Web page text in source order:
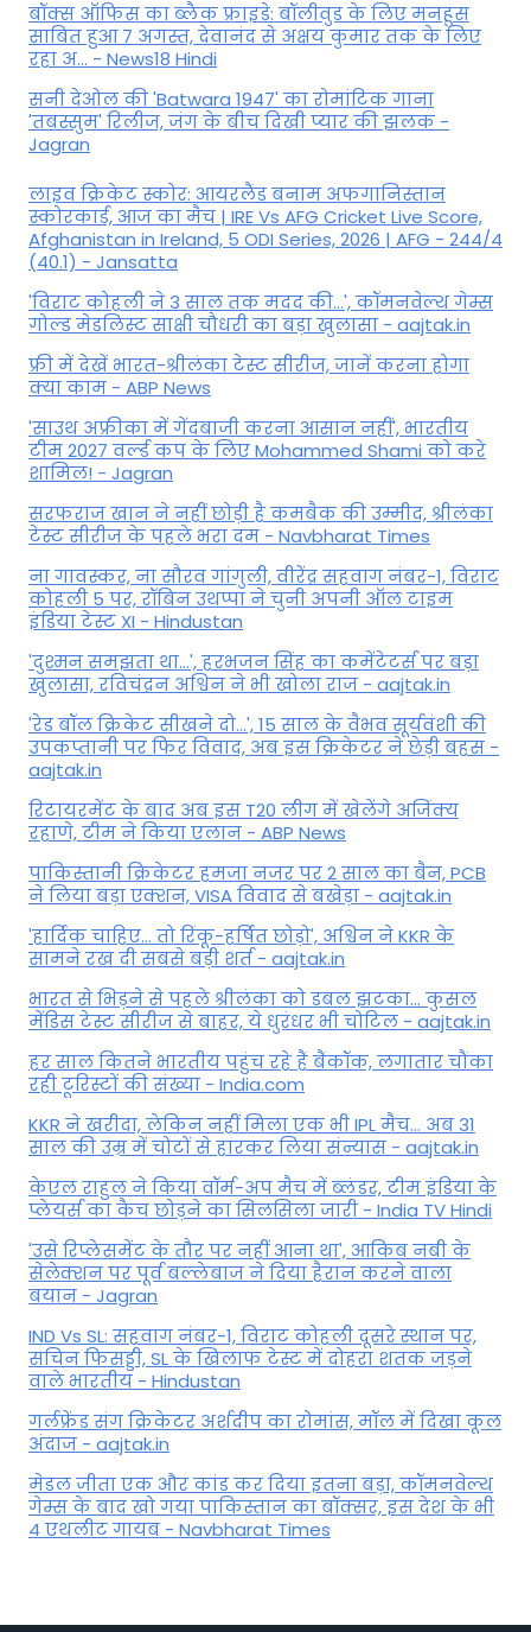
बॉक्स ऑफिस का ब्लैक फ्राइडे: बॉलीवुड के लिए मनहूस
साबित हुआ 7 अगस्त, देवानंद से अक्षय कुमार तक के लिए
रहा अ... - News18 Hindi
सनी देओल की 'Batwara 1947' का रोमांटिक गाना
'तबस्सुम' रिलीज, जंग के बीच दिखी प्यार की झलक -
Jagran
लाइव क्रिकेट स्कोर: आयरलैंड बनाम अफगानिस्तान
स्कोरकार्ड, आज का मैच | IRE Vs AFG Cricket Live Score,
Afghanistan in Ireland, 5 ODI Series, 2026 | AFG - 244/4
(40.1) - Jansatta
'विराट कोहली ने 3 साल तक मदद की...', कॉमनवेल्थ गेम्स
गोल्ड मेडलिस्ट साक्षी चौधरी का बड़ा खुलासा - aajtak.in
फ्री में देखें भारत-श्रीलंका टेस्ट सीरीज, जानें करना होगा
क्या काम - ABP News
'साउथ अफ्रीका में गेंदबाजी करना आसान नहीं', भारतीय
टीम 2027 वर्ल्‍ड कप के लिए Mohammed Shami को करे
शामिल! - Jagran
सरफराज खान ने नहीं छोड़ी है कमबैक की उम्मीद, श्रीलंका
टेस्ट सीरीज के पहले भरा दम - Navbharat Times
ना गावस्कर, ना सौरव गांगुली, वीरेंद्र सहवाग नंबर-1, विराट
कोहली 5 पर, रॉबिन उथप्पा ने चुनी अपनी ऑल टाइम
इंडिया टेस्ट XI - Hindustan
'दुश्मन समझता था...', हरभजन सिंह का कमेंटेटर्स पर बड़ा
खुलासा, रव‍िचंद्रन अश्विन ने भी खोला राज - aajtak.in
'रेड बॉल क्रिकेट सीखने दो...', 15 साल के वैभव सूर्यवंशी की
उपकप्तानी पर फ‍िर व‍िवाद, अब इस क्रिकेटर ने छेड़ी बहस -
aajtak.in
रिटायरमेंट के बाद अब इस T20 लीग में खेलेंगे अजिंक्य
रहाणे, टीम ने किया एलान - ABP News
पाकिस्तानी क्रिकेटर हमजा नजर पर 2 साल का बैन, PCB
ने ल‍िया बड़ा एक्शन, VISA व‍िवाद से बखेड़ा - aajtak.in
'हार्दिक चाहिए... तो रिंकू-हर्षित छोड़ो', अश्विन ने KKR के
सामने रख दी सबसे बड़ी शर्त - aajtak.in
भारत से भिड़ने से पहले श्रीलंका को डबल झटका... कुसल
मेंडिस टेस्ट सीरीज से बाहर, ये धुरंधर भी चोटिल - aajtak.in
हर साल कितने भारतीय पहुंच रहे हैं बैंकॉक, लगातार चौंका
रही टूरिस्टों की संख्या - India.com
KKR ने खरीदा, लेकिन नहीं मिला एक भी IPL मैच... अब 31
साल की उम्र में चोटों से हारकर लिया संन्यास - aajtak.in
केएल राहुल ने किया वॉर्म-अप मैच में ब्लंडर, टीम इंडिया के
प्लेयर्स का कैच छोड़ने का सिलसिला जारी - India TV Hindi
'उसे रिप्लेसमेंट के तौर पर नहीं आना था', आकिब नबी के
सेलेक्शन पर पूर्व बल्लेबाज ने दिया हैरान करने वाला
बयान - Jagran
IND Vs SL: सहवाग नंबर-1, विराट कोहली दूसरे स्थान पर,
सचिन फिसड्डी, SL के खिलाफ टेस्ट में दोहरा शतक जड़ने
वाले भारतीय - Hindustan
गर्लफ्रेंड संग क्रिकेटर अर्शदीप का रोमांस, मॉल में द‍िखा कूल
अंदाज - aajtak.in
मेडल जीता एक और कांड कर दिया इतना बड़ा, कॉमनवेल्थ
गेम्स के बाद खो गया पाकिस्तान का बॉक्सर, इस देश के भी
4 एथलीट गायब - Navbharat Times